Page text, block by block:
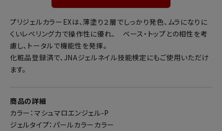
プリジェルカラーEXは、薄塗り２層でしっかり発色、ムラになりに
くいレベリング力で操作性に優れ、 ベース・トップとの相性を考
慮し、トータルで機能性を発揮。
化粧品登録済で、JNAジェルネイル技能検定にもご使用いただけ
ます。
商品の詳細
カラー：マシュマロエンジェル-P
ジェルタイプ：パールカラーカラー